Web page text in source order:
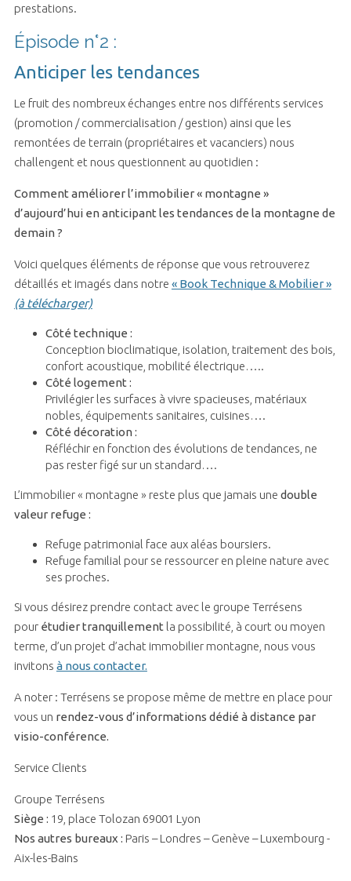
prestations.
Épisode n°2 :
Anticiper les tendances
Le fruit des nombreux échanges entre nos différents services
(promotion / commercialisation / gestion) ainsi que les
remontées de terrain (propriétaires et vacanciers) nous
challengent et nous questionnent au quotidien :
Comment améliorer l’immobilier « montagne »
d’aujourd’hui en anticipant les tendances de la montagne de
demain ?
Voici quelques éléments de réponse que vous retrouverez
détaillés et imagés dans notre « Book Technique & Mobilier »
(à télécharger)
Côté technique :
Conception bioclimatique, isolation, traitement des bois,
confort acoustique, mobilité électrique…..
Côté logement :
Privilégier les surfaces à vivre spacieuses, matériaux
nobles, équipements sanitaires, cuisines….
Côté décoration :
Réfléchir en fonction des évolutions de tendances, ne
pas rester figé sur un standard….
L’immobilier « montagne » reste plus que jamais une double
valeur refuge :
Refuge patrimonial face aux aléas boursiers.
Refuge familial pour se ressourcer en pleine nature avec
ses proches.
Si vous désirez prendre contact avec le groupe Terrésens
pour étudier tranquillement la possibilité, à court ou moyen
terme, d’un projet d’achat immobilier montagne, nous vous
invitons à nous contacter.
A noter : Terrésens se propose même de mettre en place pour
vous un rendez-vous d’informations dédié à distance par
visio-conférence.
Service Clients
Groupe Terrésens
Siège : 19, place Tolozan 69001 Lyon
Nos autres bureaux : Paris – Londres – Genève – Luxembourg -
Aix-les-Bains